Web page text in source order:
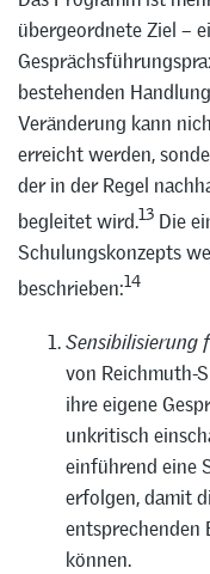
übergeordnete Ziel –
bestehenden
Veränderung kann
erreicht werden,
der in der Regel
begleitet wird.13 Die
Schulungskonzepts
beschrieben:14
Sensibilisierung
von Reichmuth-
ihre eigene
unkritisch
einführend eine
erfolgen, damit
entsprechenden
können.